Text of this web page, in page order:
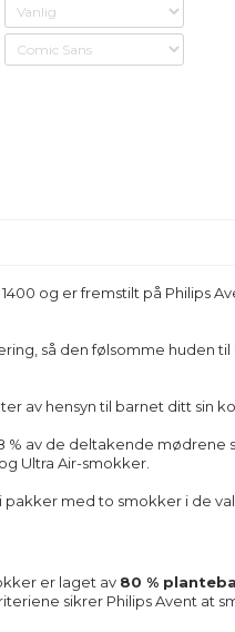
og er fremstilt på Philips
så den følsomme huden
av hensyn til barnet ditt sin
% av de deltakende mødrene
Ultra Air-smokker.
pakker med to smokker i de
er laget av 80 %
sikrer Philips Avent at